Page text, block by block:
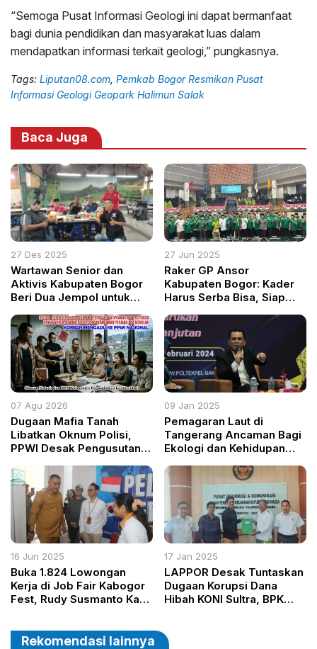
“Semoga Pusat Informasi Geologi ini dapat bermanfaat
bagi dunia pendidikan dan masyarakat luas dalam
mendapatkan informasi terkait geologi,” pungkasnya.
Tags: Liputan08.com Pemkab Bogor Resmikan Pusat
Informasi Geologi Geopark Halimun Salak
Baca Juga
27 Des 2025
Wartawan Senior dan
Aktivis Kabupaten Bogor
Beri Dua Jempol untuk
Susmanto, Soroti
Infrastruktur, Pendidikan,
dan Reformasi Tata Kelola
27 Jun 2025
Raker GP Ansor
Kabupaten Bogor: Kader
Harus Serba Bisa, Siap
07 Agu 2026
Dugaan Mafia Tanah
Libatkan Oknum Polisi,
PPWI Desak Pengusutan
Ambar Witjaksono
09 Jan 2025
Pemagaran Laut di
Tangerang Ancaman Bagi
Ekologi dan Kehidupan
16 Jun 2025
Buka 1.824 Lowongan
Kerja di Job Fair Kabogor
Fest, Rudy Susmanto Kami
17 Jan 2025
LAPPOR Desak Tuntaskan
Dugaan Korupsi Dana
Hibah KONI Sultra, BPK
Dikembalikan
Rekomendasi lainnya